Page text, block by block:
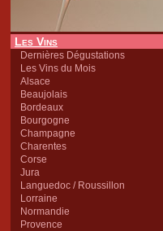
Les Vins
Dernières Dégustations
Les Vins du Mois
Alsace
Beaujolais
Bordeaux
Bourgogne
Champagne
Charentes
Corse
Jura
Languedoc / Roussillon
Lorraine
Normandie
Provence